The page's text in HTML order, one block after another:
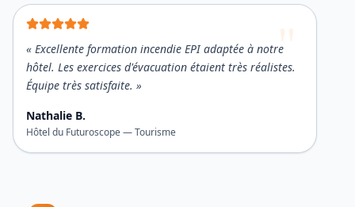
« Excellente formation incendie EPI adaptée à notre
hôtel. Les exercices d'évacuation étaient très réalistes.
Équipe très satisfaite. »
Nathalie B.
Hôtel du Futuroscope—Tourisme